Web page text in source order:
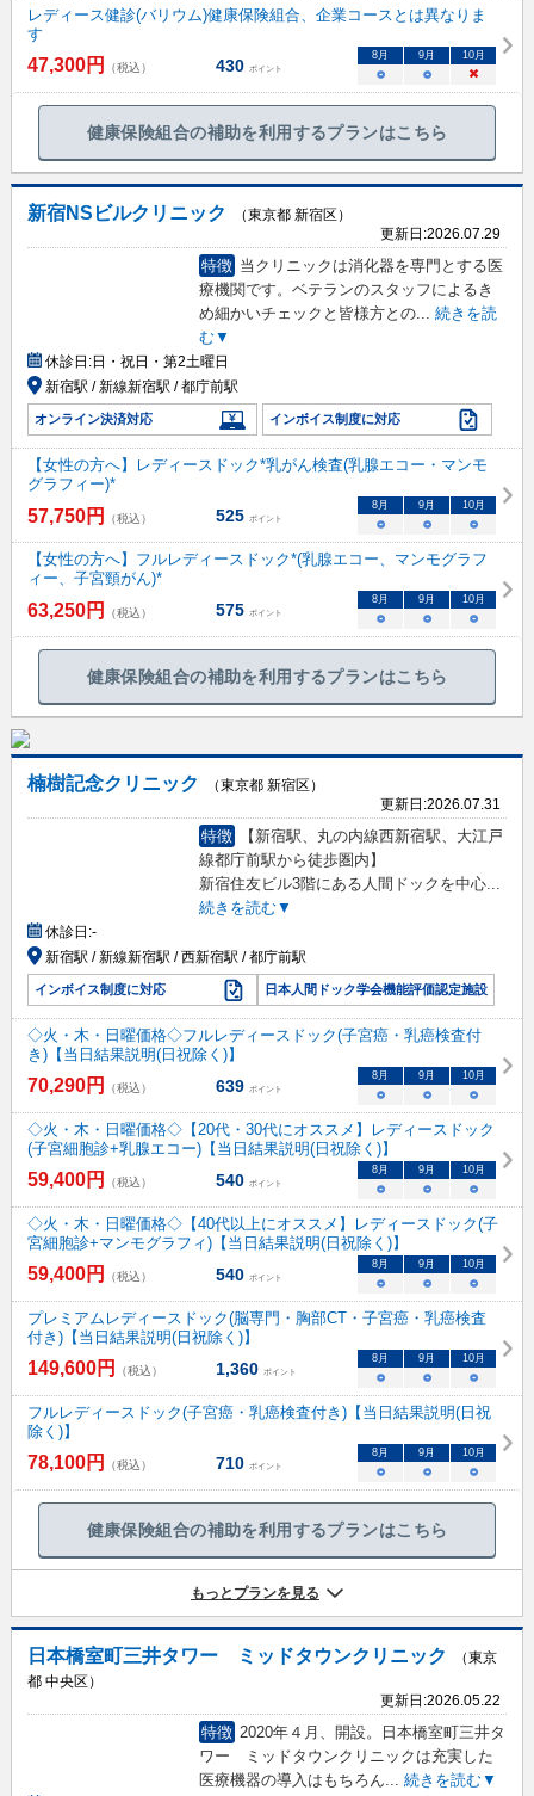
レディース健診(バリウム)健康保険組合、企業コースとは異なりま
す
47,300円 （税込） 430 ポイント
8 月 9 月 10月
○ ○ ×
健康保険組合の補助を利用するプランはこちら
新宿NSビルクリニック
（東京都 新宿区）
更新日:2026.07.29
特徴 当クリニックは消化器を専門とする医
療機関です。ベテランのスタッフによるき
め細かいチェックと皆様方との... 続きを読
む▼
休診日:日・祝日・第2土曜日
新宿駅 / 新線新宿駅 / 都庁前駅
オンライン決済対応 インボイス制度に対応
【女性の方へ】レディースドック*乳がん検査(乳腺エコー・マンモ
グラフィー)*
57,750円 （税込） 525 ポイント
8月 9月 10月
○ ○ ○
【女性の方へ】フルレディースドック*(乳腺エコー、マンモグラフ
ィー、子宮頸がん)*
63,250円 （税込） 575 ポイント
8月 9月 10月
○ ○ ○
健康保険組合の補助を利用するプランはこちら
楠樹記念クリニック
（東京都 新宿区）
更新日:2026.07.31
特徴
【新宿駅、丸の内線西新宿駅、大江戸
線都庁前駅から徒歩圏内】
新宿住友ビル3階にある人間ドックを中心...
続きを読む▼
休診日:-
新宿駅 / 新線新宿駅 / 西新宿駅 / 都庁前駅
インボイス制度に対応 日本人間ドック学会機能評価認定施設
◇火・木・日曜価格◇フルレディースドック(子宮癌・乳癌検査付
き)【当日結果説明(日祝除く)】
70,290円 （税込） 639 ポイント
8 月 9 月 10月
○ ○ ○
◇火・木・日曜価格◇【20代・30代にオススメ】レディースドック
(子宮細胞診+乳腺エコー)【当日結果説明(日祝除く)】
59,400円 （税込） 540 ポイント
8 月 9 月 10月
○ ○ ○
◇火・木・日曜価格◇【40代以上にオススメ】レディースドック(子
宮細胞診+マンモグラフィ)【当日結果説明(日祝除く)】
59,400円 （税込） 540 ポイント
8 月 9 月 10月
○ ○ ○
プレミアムレディースドック(脳専門・胸部CT・子宮癌・乳癌検査
付き)【当日結果説明(日祝除く)】
149,600円 （税込） 1,360 ポイント
8 月 9 月 10月
○ ○ ○
フルレディースドック(子宮癌・乳癌検査付き)【当日結果説明(日祝
除く)】
78,100円 （税込） 710 ポイント
8 月 9 月 10月
○ ○ ○
健康保険組合の補助を利用するプランはこちら
もっとプランを見る
日本橋室町三井タワー ミッドタウンクリニック
（東京
都 中央区）
更新日:2026.05.22
特徴 2020年４月、開設。日本橋室町三井タ
ワー ミッドタウンクリニックは充実した
医療機器の導入はもちろん... 続きを読む▼